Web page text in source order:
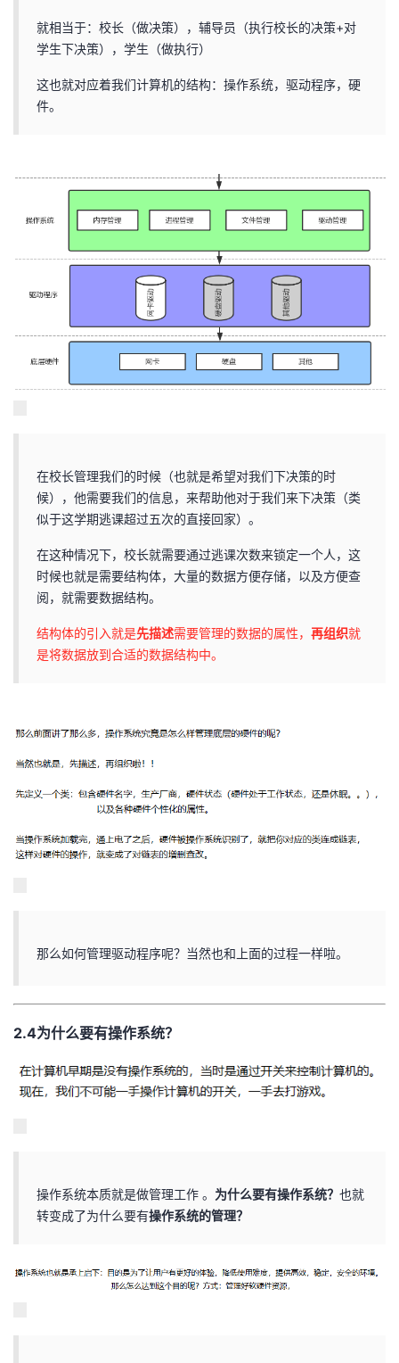
就相当于：校长（做决策），辅导员（执行校长的决策+对
学生下决策），学生（做执行）
这也就对应着我们计算机的结构：操作系统，驱动程序，硬
件。
在校长管理我们的时候（也就是希望对我们下决策的时
候），他需要我们的信息，来帮助他对于我们来下决策（类
似于这学期逃课超过五次的直接回家）。
在这种情况下，校长就需要通过逃课次数来锁定一个人，这
时候也就是需要结构体，大量的数据方便存储，以及方便查
阅，就需要数据结构。
结构体的引入就是先描述需要管理的数据的属性， 再组织就
是将数据放到合适的数据结构中。
那么如何管理驱动程序呢？当然也和上面的过程一样啦。
2.4为什么要有操作系统？
操作系统本质就是做管理工作 。 为什么要有操作系统？ 也就
转变成了为什么要有操作系统的管理？